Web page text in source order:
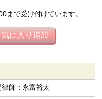
まで受け付けています。
気に入り追加
師：永富裕太